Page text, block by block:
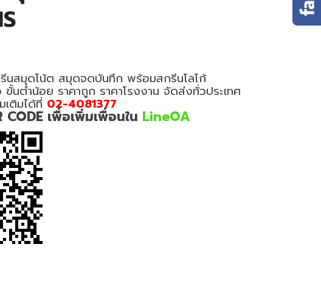
นสมุดโน้ต สมุดจดบันทึก พร้อมสกรีนโลโก้
นต่ำน้อย ราคาถูก ราคาโรงงาน จัดส่งทั่วประเทศ
เติมได้ที่ 02-4081377
เพื่อเพิ่มเพื่อนใน LineOA